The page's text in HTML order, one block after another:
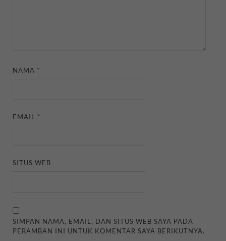
NAMA *
EMAIL *
SITUS WEB
SIMPAN NAMA, EMAIL, DAN SITUS WEB SAYA PADA
PERAMBAN INI UNTUK KOMENTAR SAYA BERIKUTNYA.